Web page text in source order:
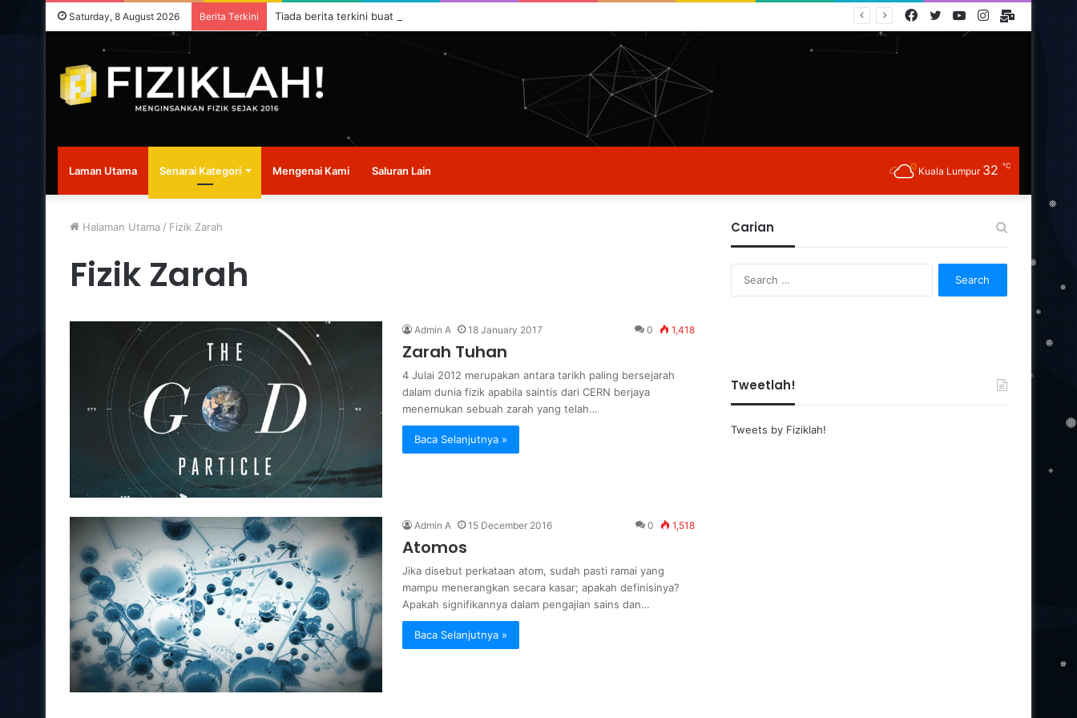
Saturday, 8 August 2026 Berita Terkini Tiada berita terkini buat masa ini.
E-
Instagram
YouTube
Twitter
Facebook
Laman Utama Senarai Kategori Mengenai Kami Saluran Lain Kuala Lumpur 32 ℃
Halaman Utama / Fizik Zarah
Fizik Zarah
Admin A 18 January 2017 0 1,418
Zarah Tuhan
4 Julai 2012 merupakan antara tarikh paling bersejarah
dalam dunia fizik apabila saintis dari CERN berjaya
menemukan sebuah zarah yang telah…
Baca Selanjutnya »
Admin A 15 December 2016 0 1,518
Atomos
Jika disebut perkataan atom, sudah pasti ramai yang
mampu menerangkan secara kasar; apakah definisinya?
Apakah signifikannya dalam pengajian sains dan…
Baca Selanjutnya »
Carian
Tweetlah!
Tweets by Fiziklah!